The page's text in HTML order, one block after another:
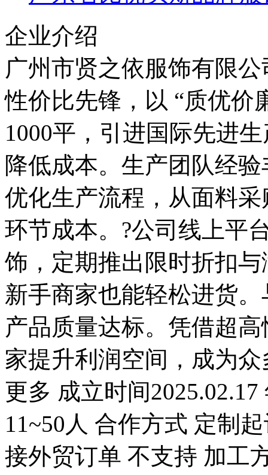
企业介绍
广州市贤之依服饰有限
性价比先锋，以 “质优价
1000平，引进国际先进
降低成本。生产团队经
优化生产流程，从面料
环节成本。?公司线上平
饰，定期推出限时折扣
新手商家也能轻松进货
产品质量达标。凭借超
家提升利润空间，成为
更多 成立时间
11~50人 合作方式 定制
接外贸订单 不支持 加工